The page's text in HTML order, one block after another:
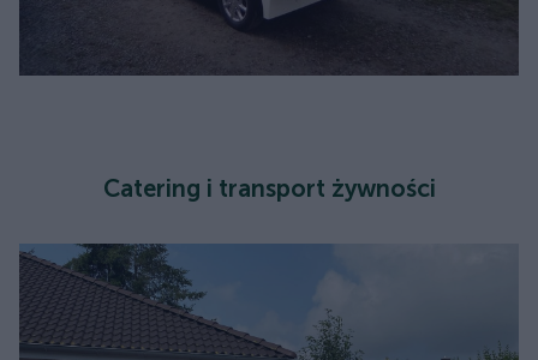
Catering i transport żywności